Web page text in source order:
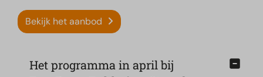
Bekijk het aanbod
Het programma in april bij